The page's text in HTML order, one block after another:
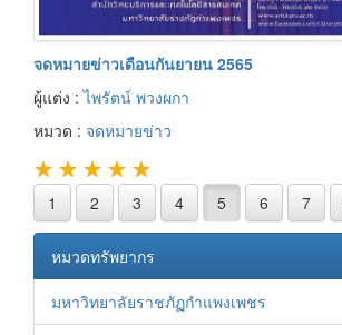
จดหมายข่าวเดือนกันยายน 2565
ผู้แต่ง :ไพรัตน์ พวงผกา
หมวด : จดหมายข่าว
★ ★ ★ ★ ★
1 2 3 4 5 6 7
หมวดทรัพยากร
มหาวิทยาลัยราชภัฏกำแพงเพชร